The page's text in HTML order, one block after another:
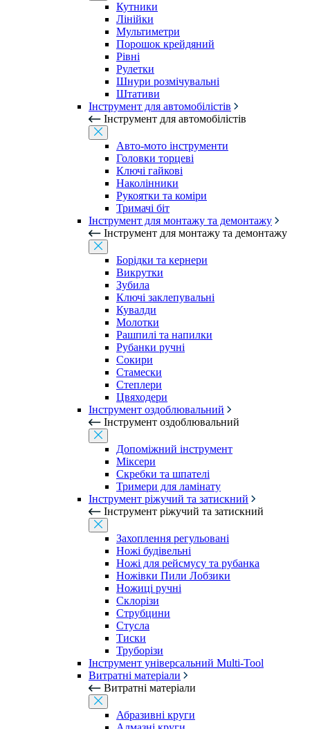
Кутники
Лінійки
Мультиметри
Порошок крейдяний
Рівні
Рулетки
Шнури розмічувальні
Штативи
Інструмент для автомобілістів
Інструмент для автомобілістів
Авто-мото інструменти
Головки торцеві
Ключі гайкові
Наколінники
Рукоятки та коміри
Тримачі біт
Інструмент для монтажу та демонтажу
Інструмент для монтажу та демонтажу
Борідки та кернери
Викрутки
Зубила
Ключі заклепувальні
Кувалди
Молотки
Рашпилі та напилки
Рубанки ручні
Сокири
Стамески
Степлери
Цвяходери
Інструмент оздоблювальний
Інструмент оздоблювальний
Допоміжний інструмент
Міксери
Скребки та шпателі
Тримери для ламінату
Інструмент ріжучий та затискний
Інструмент ріжучий та затискний
Захоплення регульовані
Ножі будівельні
Ножі для рейсмусу та рубанка
Ножівки Пили Лобзики
Ножиці ручні
Склорізи
Струбцини
Стусла
Тиски
Труборізи
Інструмент універсальний Multi-Tool
Витратні матеріали
Витратні матеріали
Абразивні круги